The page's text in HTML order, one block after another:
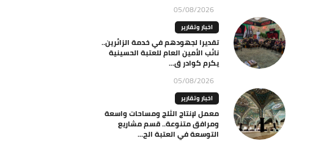
05/08/2026
اخبار وتقارير
تقديرا لجهودهم في خدمة الزائرين..
نائب الأمين العام للعتبة الحسينية
يكرم كوادر ق...
05/08/2026
اخبار وتقارير
معمل لإنتاج الثلج ومساحات واسعة
ومرافق متنوعة.. قسم مشاريع
التوسعة في العتبة الح...